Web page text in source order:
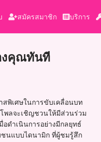
สมัครสมาชิก บริการ
งคุณทันที
สพิเศษในการขับเคลื่อนบท
พลจะเชิญชวนให้มีส่วนร่วม
ดำเนินการอย่างมีกลยุทธ์
ชนแบบไดนามิก ที่ผู้ชมรู้สึก